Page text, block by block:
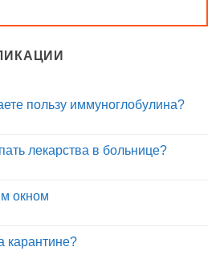
пользу иммуноглобулина?
лекарства в больнице?
окном
карантине?